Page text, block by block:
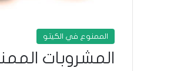
الممنوع في الكيتو
المشروبات